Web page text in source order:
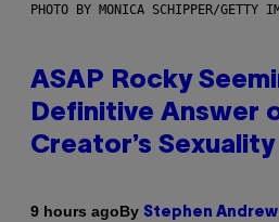
PHOTO BY MONICA SCHIPPER/GETTY
ASAP Rocky
Definitive Answer
Creator’s Sexuality
9 hours agoBy Stephen